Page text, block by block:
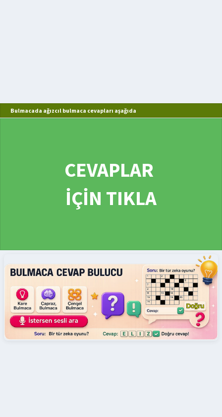
Bulmacada ağızcıl bulmaca cevapları aşağıda
CEVAPLAR
İÇİN TIKLA